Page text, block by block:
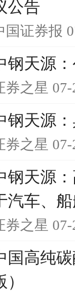
公告
国证券报
钢天源
券之星
钢天源
券之星
钢天源
汽车、
券之星
国高纯
）